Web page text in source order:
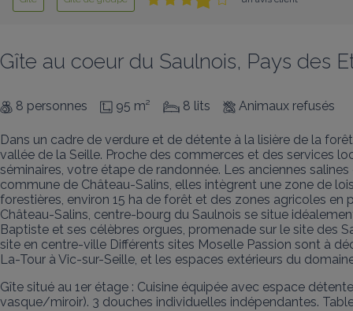
Gîte au coeur du Saulnois, Pays des
8 personnes 95 m² 8 lits Animaux refusés
Dans un cadre de verdure et de détente à la lisière de la
vallée de la Seille. Proche des commerces et des services
séminaires, votre étape de randonnée. Les anciennes
commune de Château-Salins, elles intègrent une zone de
forestières, environ 15 ha de forêt et des zones agricoles
Château-Salins, centre-bourg du Saulnois se situe
Baptiste et ses célèbres orgues, promenade sur le site des
site en centre-ville Différents sites Moselle Passion sont à
La-Tour à Vic-sur-Seille, et les espaces extérieurs du
Gîte situé au 1er étage : Cuisine équipée avec espace
vasque/miroir). 3 douches individuelles indépendantes.